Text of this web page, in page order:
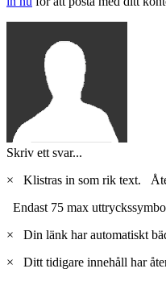
Skriv ett svar...
×
Klistras in som rik text.
Endast 75 max
×
Din länk har automatiskt
×
Ditt tidigare innehåll har